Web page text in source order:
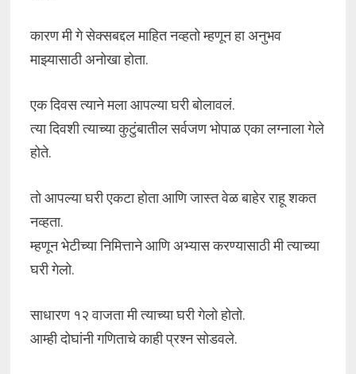
कारण मी गे सेक्सबद्दल माहित नव्हतो म्हणून हा अनुभव
माझ्यासाठी अनोखा होता.
एक दिवस त्याने मला आपल्या घरी बोलावलं.
त्या दिवशी त्याच्या कुटुंबातील सर्वजण भोपाळ एका लग्नाला गेले
होते.
तो आपल्या घरी एकटा होता आणि जास्त वेळ बाहेर राहू शकत
नव्हता.
म्हणून भेटीच्या निमित्ताने आणि अभ्यास करण्यासाठी मी त्याच्या
घरी गेलो.
साधारण १२ वाजता मी त्याच्या घरी गेलो होतो.
आम्ही दोघांनी गणिताचे काही प्रश्न सोडवले.